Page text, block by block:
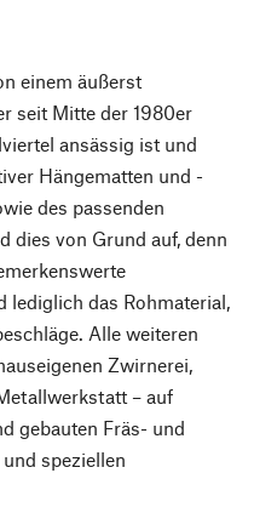
einem äußerst
seit Mitte der 1980er
ansässig ist und
Hängematten und -
des passenden
dies von Grund auf, denn
lediglich das Rohmaterial,
Alle weiteren
Zwirnerei,
– auf
gebauten Fräs- und
speziellen